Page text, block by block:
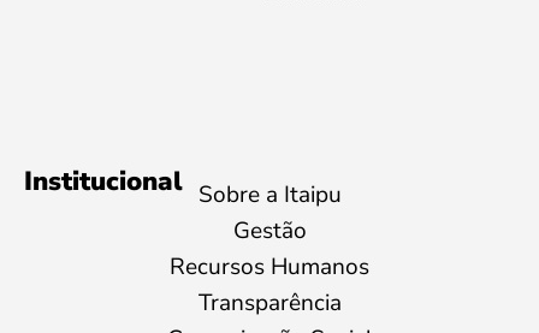
Institucional Sobre a Itaipu
Gestão
Recursos Humanos
Transparência